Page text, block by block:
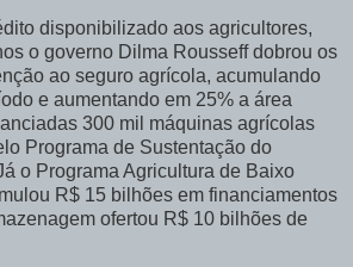
disponibilizado aos agricultores,
o governo Dilma Rousseff dobrou os
ao seguro agrícola, acumulando
e aumentando em 25% a área
300 mil máquinas agrícolas
Programa de Sustentação do
o Programa Agricultura de Baixo
R$ 15 bilhões em financiamentos
ofertou R$ 10 bilhões de